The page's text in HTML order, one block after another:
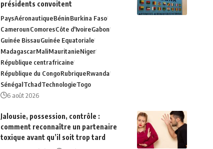
présidents convoitent
PaysAéronautiqueBéninBurkina Faso
CamerounComoresCôte d'IvoireGabon
Guinée BissauGuinée Equatoriale
MadagascarMaliMauritanieNiger
République centrafricaine
République du CongoRubriqueRwanda
SénégalTchadTechnologieTogo
6 août 2026
Jalousie, possession, contrôle :
comment reconnaître un partenaire
toxique avant qu’il soit trop tard